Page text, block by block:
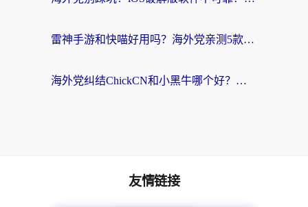
雷神手游和快喵好用吗？海外党亲测5款回国加速器，附斧牛Bling对比+微信视频号解决办法
海外党纠结ChickCN和小黑牛哪个好？一篇帮你选对回国加速器的实用指南
友情链接